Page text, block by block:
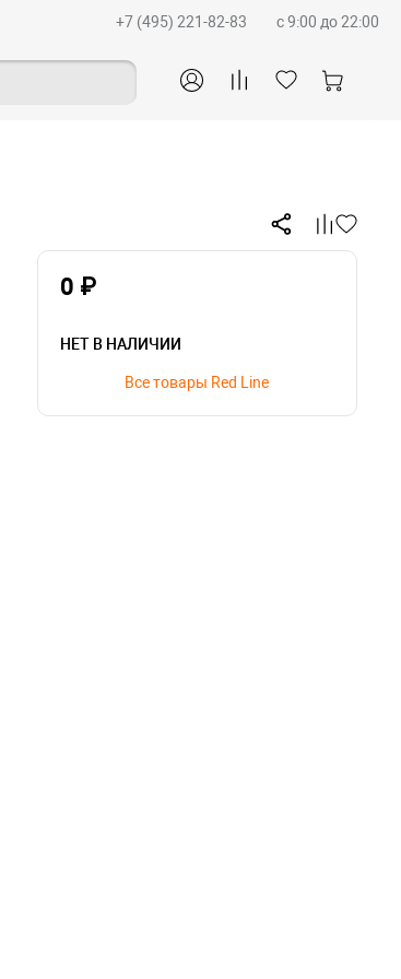
+7 (495) 221-82-83 c 9:00 до 22:00
0 ₽
НЕТ В НАЛИЧИИ
Все товары Red Line